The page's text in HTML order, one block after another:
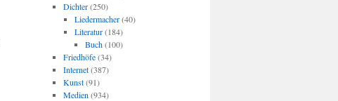
Dichter(250)
Liedermacher(40)
Literatur(184)
Buch(100)
Friedhöfe(34)
Internet(387)
Kunst(91)
Medien (934)